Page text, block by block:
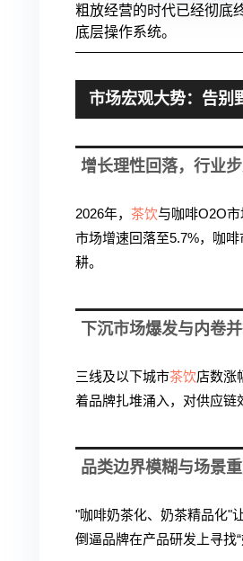
粗放经营的时代已经彻底
底层操作系统。
市场宏观大势：告别
增长理性回落，行业
2026年， 茶饮与咖啡O2O
市场增速回落至5.7%，咖
耕。
下沉市场爆发与内卷
三线及以下城市茶饮店数涨
着品牌扎堆涌入，对供应链
品类边界模糊与场景
"咖啡奶茶化、奶茶精品化"
倒逼品牌在产品研发上寻找